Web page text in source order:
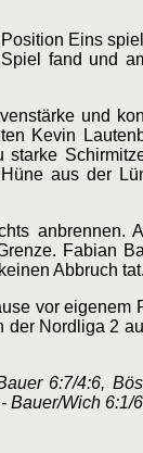
Eins
fand und
und
Kevin
aus der
anbrennen.
Fabian
Abbruch tat.
vor eigenem
Nordliga 2
6:7/4:6,
Bauer/Wich 6:1/